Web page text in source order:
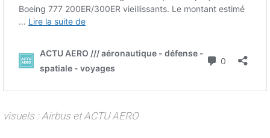
visuels : Airbus et ACTU AERO